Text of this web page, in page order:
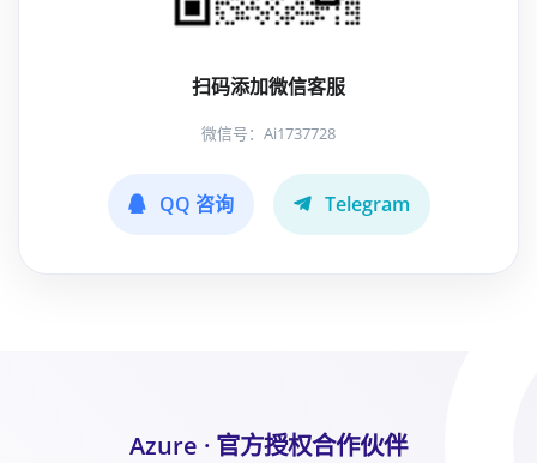
扫码添加微信客服
微信号：Ai1737728
QQ 咨询 Telegram
Azure · 官方授权合作伙伴